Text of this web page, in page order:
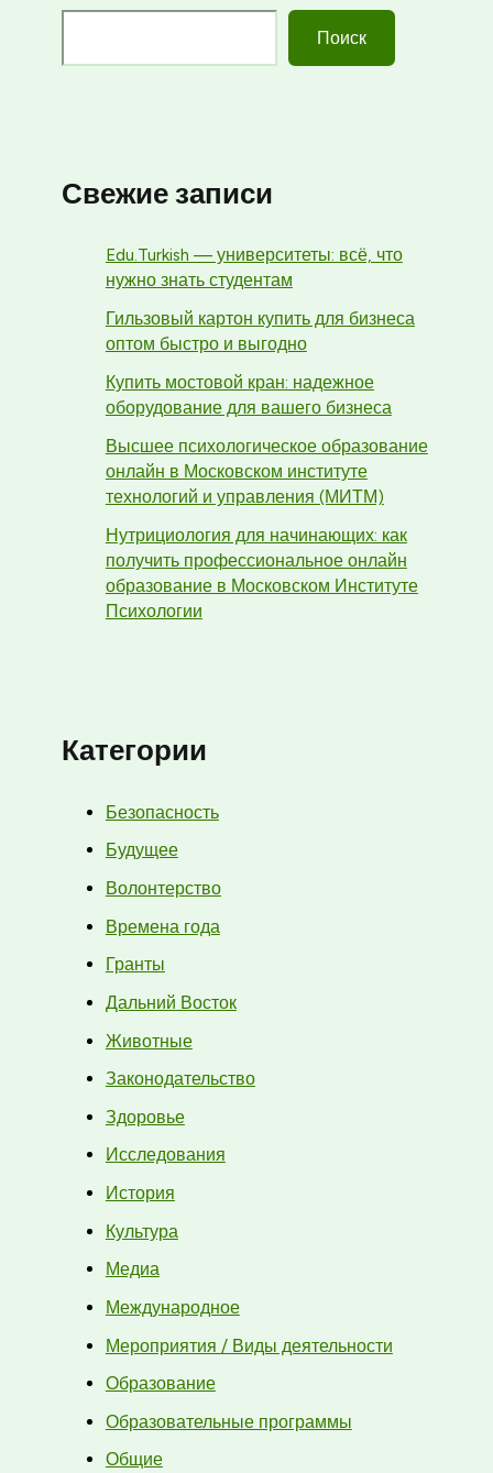
Поиск
Свежие записи
Edu.Turkish — университеты: всё, что
нужно знать студентам
Гильзовый картон купить для бизнеса
оптом быстро и выгодно
Купить мостовой кран: надежное
оборудование для вашего бизнеса
Высшее психологическое образование
онлайн в Московском институте
технологий и управления (МИТМ)
Нутрициология для начинающих: как
получить профессиональное онлайн
образование в Московском Институте
Психологии
Категории
Безопасность
Будущее
Волонтерство
Времена года
Гранты
Дальний Восток
Животные
Законодательство
Здоровье
Исследования
История
Культура
Медиа
Международное
Мероприятия / Виды деятельности
Образование
Образовательные программы
Общие